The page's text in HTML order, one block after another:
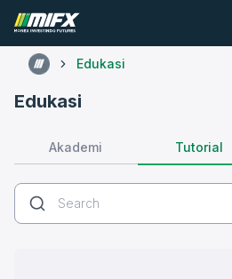
Edukasi
Edukasi
Akademi Tutorial